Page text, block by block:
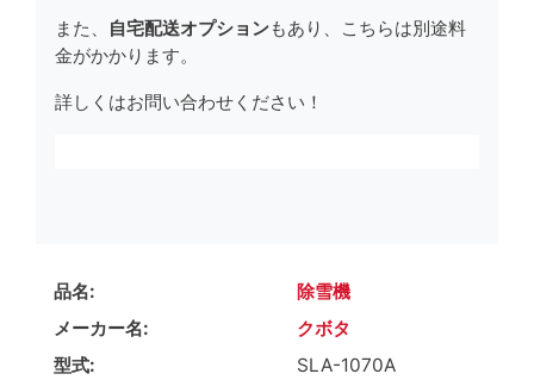
また、 自宅配送オプションもあり、こちらは別途料
金がかかります。
詳しくはお問い合わせください！
品名
除雪機
メーカー名
クボタ
型式
SLA-1070A